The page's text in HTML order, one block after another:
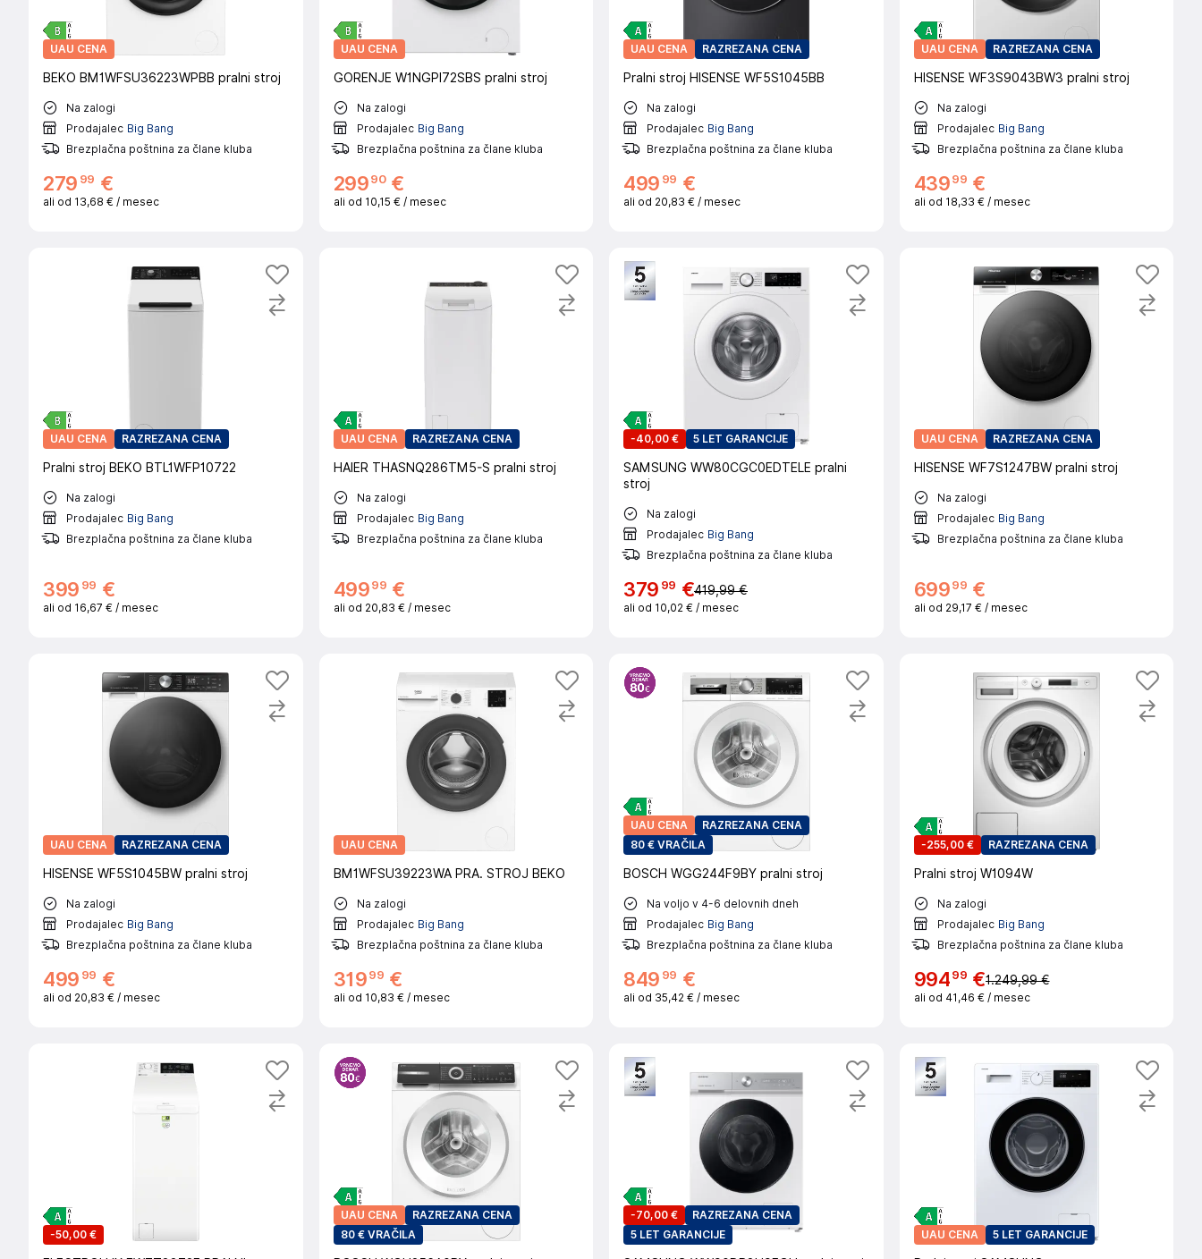
UAU CENA
BEKO BM1WFSU36223WPBB pralni stroj
Na zalogi
Prodajalec Big Bang
Brezplačna poštnina za člane kluba
279 99 €
ali od 13,68 € / mesec
UAU CENA
GORENJE W1NGPI72SBS pralni stroj
Na zalogi
Prodajalec Big Bang
Brezplačna poštnina za člane kluba
29990 €
ali od 10,15 € / mesec
UAU CENA RAZREZANA CENA
Pralni stroj HISENSE WF5S1045BB
Na zalogi
Prodajalec Big Bang
Brezplačna poštnina za člane kluba
499 99 €
ali od 20,83 € / mesec
UAU CENA RAZREZANA CENA
HISENSE WF3S9043BW3 pralni stroj
Na zalogi
Prodajalec Big Bang
Brezplačna poštnina za člane kluba
43999 €
ali od 18,33 € / mesec
UAU CENA RAZREZANA CENA
Pralni stroj BEKO BTL1WFP10722
Na zalogi
Prodajalec Big Bang
Brezplačna poštnina za člane kluba
399 99 €
ali od 16,67 € / mesec
UAU CENA RAZREZANA CENA
HAIER THASNQ286TM5-S pralni stroj
Na zalogi
Prodajalec Big Bang
Brezplačna poštnina za člane kluba
49999 €
ali od 20,83 € / mesec
-40,00 € 5 LET GARANCIJE
SAMSUNG WW80CGC0EDTELE pralni
stroj
Na zalogi
Prodajalec Big Bang
Brezplačna poštnina za člane kluba
379 99 €419,99 €
ali od 10,02 € / mesec
UAU CENA RAZREZANA CENA
HISENSE WF7S1247BW pralni stroj
Na zalogi
Prodajalec Big Bang
Brezplačna poštnina za člane kluba
69999 €
ali od 29,17 € / mesec
UAU CENA RAZREZANA CENA
HISENSE WF5S1045BW pralni stroj
Na zalogi
Prodajalec Big Bang
Brezplačna poštnina za člane kluba
499 99 €
ali od 20,83 € / mesec
UAU CENA
BM1WFSU39223WA PRA. STROJ BEKO
Na zalogi
Prodajalec Big Bang
Brezplačna poštnina za člane kluba
31999 €
ali od 10,83 € / mesec
UAU CENA
RAZREZANA CENA
80 € VRAČILA
BOSCH WGG244F9BY pralni stroj
Na voljo v 4-6 delovnih dneh
Prodajalec Big Bang
Brezplačna poštnina za člane kluba
849 99 €
ali od 35,42 € / mesec
-255,00 € RAZREZANA CENA
Pralni stroj W1094W
Na zalogi
Prodajalec Big Bang
Brezplačna poštnina za člane kluba
99499 €1.249,99 €
ali od 41,46 € / mesec
-50,00 €
UAU CENA
RAZREZANA CENA
80 € VRAČILA
-70,00 €
RAZREZANA CENA
5 LET GARANCIJE
UAU CENA 5 LET GARANCIJE